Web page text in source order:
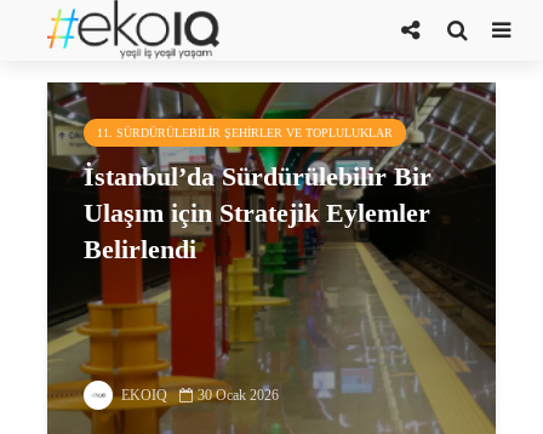
trafik sorunu
11. SÜRDÜRÜLEBILIR ŞEHIRLER VE TOPLULUKLAR
İstanbul’da Sürdürülebilir Bir
Ulaşım için Stratejik Eylemler
Belirlendi
EKOIQ 30 Ocak 2026